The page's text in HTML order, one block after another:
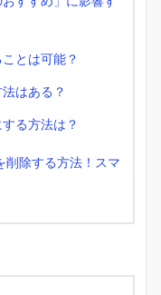
とは可能？
はある？
る方法は？
削除する方法！スマ